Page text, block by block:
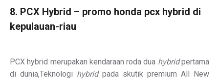
8. PCX Hybrid – promo honda pcx hybrid di
kepulauan-riau
PCX hybrid merupakan kendaraan roda dua hybridpertama
di dunia,Teknologi hybridpada skutik premium All New